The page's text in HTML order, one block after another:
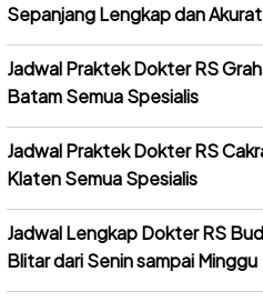
Sepanjang Lengkap dan Akurat
Jadwal Praktek Dokter RS
Batam Semua Spesialis
Jadwal Praktek Dokter RS
Klaten Semua Spesialis
Jadwal Lengkap Dokter RS
Blitar dari Senin sampai Minggu